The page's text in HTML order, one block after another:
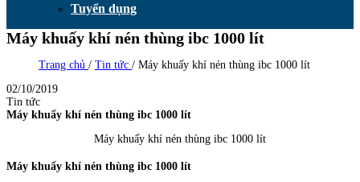
Tuyển dụng
Máy khuấy khí nén thùng ibc 1000 lít
Trang chủ / Tin tức / Máy khuấy khí nén thùng ibc 1000 lít
02/10/2019
Tin tức
Máy khuấy khí nén thùng ibc 1000 lít
Máy khuấy khí nén thùng ibc 1000 lít
Máy khuấy khí nén thùng ibc 1000 lít